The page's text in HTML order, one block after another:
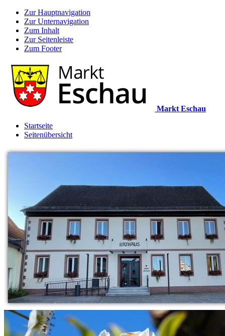
Zur Hauptnavigation
Zur Unternavigation
Zum Inhalt
Zur Seitenleiste
Zum Footer
Markt Eschau
Startseite
Seitenübersicht